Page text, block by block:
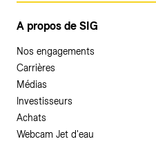
A propos de SIG
Nos engagements
Carrières
Médias
Investisseurs
Achats
Webcam Jet d'eau